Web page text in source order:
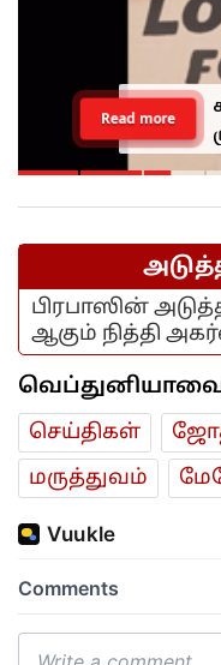
Read more
பிரபாஸின்
ஆகும் நித்தி
செய்திகள்
மரு‌த்துவ‌ம்